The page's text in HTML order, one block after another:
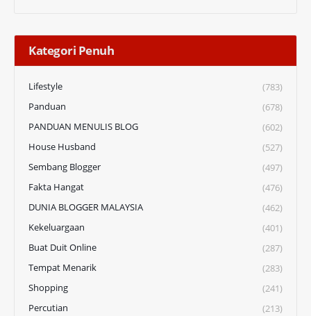
Kategori Penuh
Lifestyle
(783)
Panduan
(678)
PANDUAN MENULIS BLOG
(602)
House Husband
(527)
Sembang Blogger
(497)
Fakta Hangat
(476)
DUNIA BLOGGER MALAYSIA
(462)
Kekeluargaan
(401)
Buat Duit Online
(287)
Tempat Menarik
(283)
Shopping
(241)
Percutian
(213)